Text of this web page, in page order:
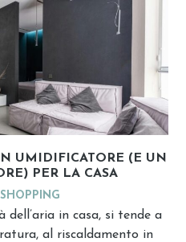
UMIDIFICATORE (E UN
PER LA CASA
SHOPPING
in casa, si tende a
al riscaldamento in